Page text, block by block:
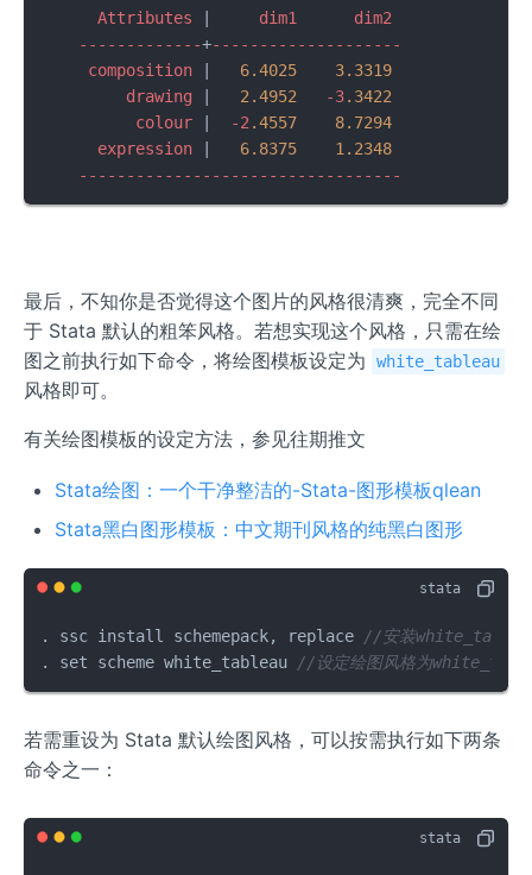
Attributes dim1
dim2
-------------+--------------------
composition
6.4025
3.3319
drawing
2.4952 -3.3422
colour
-2.4557
8.7294
expression
6.8375
1.2348
----------------------------------
最后，不知你是否觉得这个图片的风格很清爽，完全不同
于 Stata 默认的粗笨风格。若想实现这个风格，只需在绘
图之前执行如下命令，将绘图模板设定为
white_tableau
风格即可。
有关绘图模板的设定方法，参见往期推文
Stata绘图：一个干净整洁的-Stata-图形模板qlean
Stata黑白图形模板：中文期刊风格的纯黑白图形
. ssc install schemepack, replace
//安装
. set scheme white_tableau
//设定绘图风格为
若需重设为 Stata 默认绘图风格，可以按需执行如下两条
命令之一：